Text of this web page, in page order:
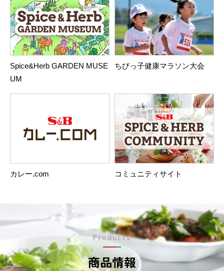
Spice&Herb GARDEN MUSE
UM
ちびっ子健康マラソン大会
カレー.com コミュニティサイト
商品情報
Products